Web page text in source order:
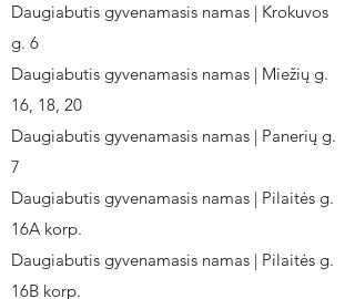
Daugiabutis gyvenamasis namas | Krokuvos
g. 6
Daugiabutis gyvenamasis namas | Miežių g.
16, 18, 20
Daugiabutis gyvenamasis namas | Panerių g.
7
Daugiabutis gyvenamasis namas | Pilaitės g.
16A korp.
Daugiabutis gyvenamasis namas | Pilaitės g.
16B korp.